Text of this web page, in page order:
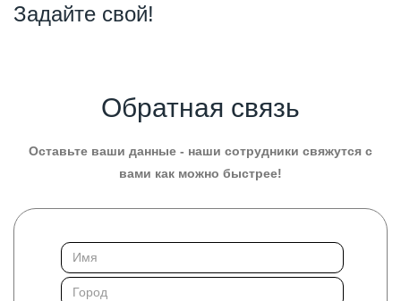
Задайте свой!
Обратная связь
Оставьте ваши данные - наши сотрудники свяжутся с
вами как можно быстрее!